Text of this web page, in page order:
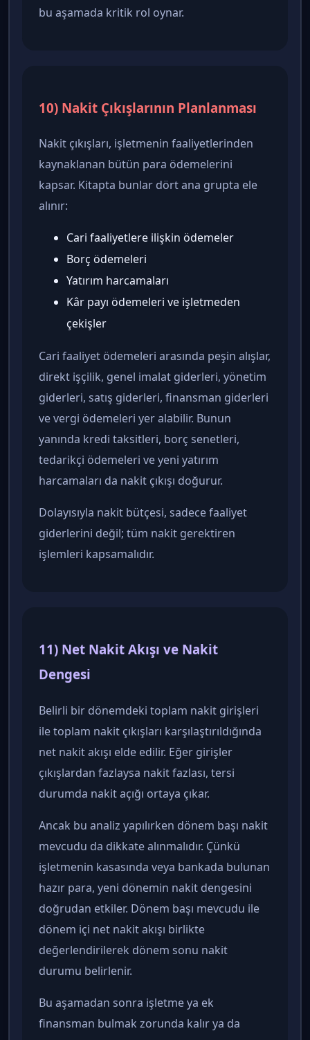
bu aşamada kritik rol oynar.
10) Nakit Çıkışlarının Planlanması
Nakit çıkışları, işletmenin faaliyetlerinden
kaynaklanan bütün para ödemelerini
kapsar. Kitapta bunlar dört ana grupta ele
alınır:
Cari faaliyetlere ilişkin ödemeler
Borç ödemeleri
Yatırım harcamaları
Kâr payı ödemeleri ve işletmeden
çekişler
Cari faaliyet ödemeleri arasında peşin alışlar,
direkt işçilik, genel imalat giderleri, yönetim
giderleri, satış giderleri, finansman giderleri
ve vergi ödemeleri yer alabilir. Bunun
yanında kredi taksitleri, borç senetleri,
tedarikçi ödemeleri ve yeni yatırım
harcamaları da nakit çıkışı doğurur.
Dolayısıyla nakit bütçesi, sadece faaliyet
giderlerini değil; tüm nakit gerektiren
işlemleri kapsamalıdır.
11) Net Nakit Akışı ve Nakit
Dengesi
Belirli bir dönemdeki toplam nakit girişleri
ile toplam nakit çıkışları karşılaştırıldığında
net nakit akışı elde edilir. Eğer girişler
çıkışlardan fazlaysa nakit fazlası, tersi
durumda nakit açığı ortaya çıkar.
Ancak bu analiz yapılırken dönem başı nakit
mevcudu da dikkate alınmalıdır. Çünkü
işletmenin kasasında veya bankada bulunan
hazır para, yeni dönemin nakit dengesini
doğrudan etkiler. Dönem başı mevcudu ile
dönem içi net nakit akışı birlikte
değerlendirilerek dönem sonu nakit
durumu belirlenir.
Bu aşamadan sonra işletme ya ek
finansman bulmak zorunda kalır ya da